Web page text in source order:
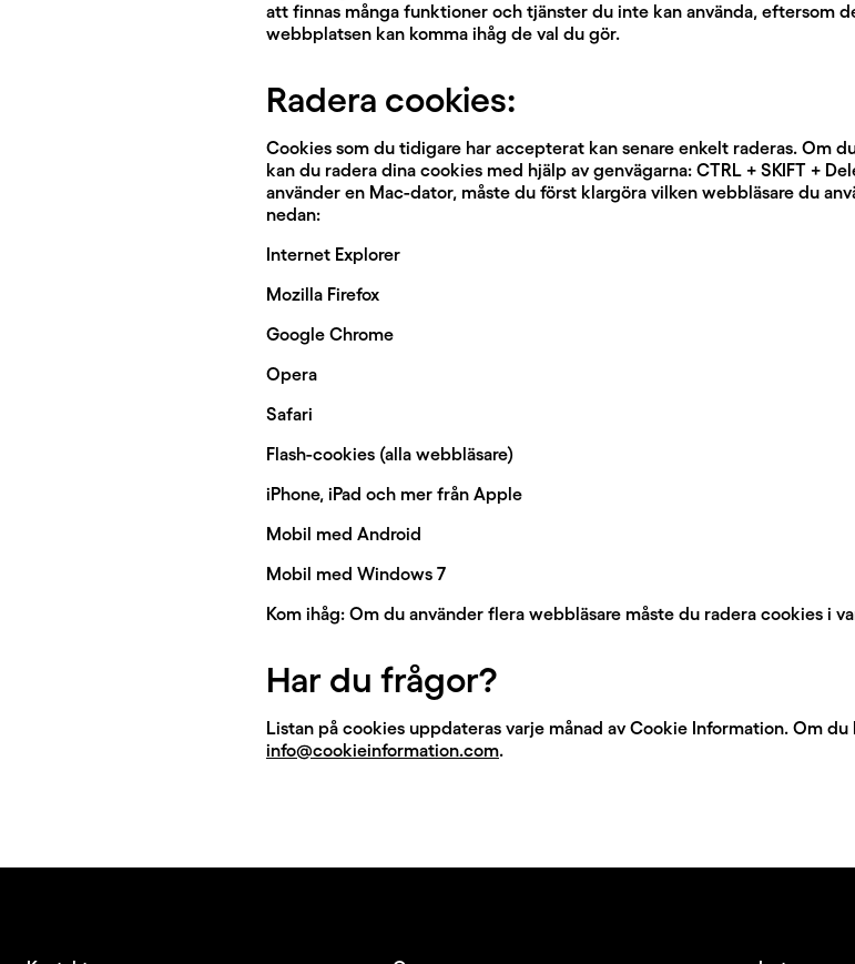
att finnas många funktioner och tjänster du inte kan använda, eftersom
webbplatsen kan komma ihåg de val du gör.
Radera cookies:
Cookies som du tidigare har accepterat kan senare enkelt raderas. Om
kan du radera dina cookies med hjälp av genvägarna: CTRL + SKIFT +
använder en Mac-dator, måste du först klargöra vilken webbläsare du
nedan:
Internet Explorer
Mozilla Firefox
Google Chrome
Opera
Safari
Flash-cookies (alla webbläsare)
iPhone, iPad och mer från Apple
Mobil med Android
Mobil med Windows 7
Kom ihåg: Om du använder flera webbläsare måste du radera cookies i
Har du frågor?
Listan på cookies uppdateras varje månad av Cookie Information. Om
info@cookieinformation.com.